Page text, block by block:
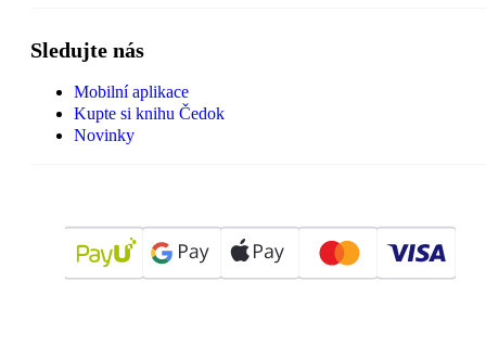
Sledujte nás
Mobilní aplikace
Kupte si knihu Čedok
Novinky